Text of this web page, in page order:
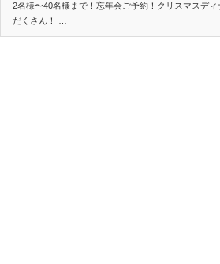
2名様〜40名様まで！忘年会ご予約！クリスマスデ
だくさん！ …